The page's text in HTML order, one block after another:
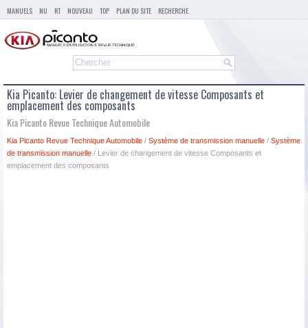
MANUELS NU RT NOUVEAU TOP PLAN DU SITE RECHERCHE
Kia Picanto: Levier de changement de vitesse Composants et
emplacement des composants
Kia Picanto Revue Technique Automobile
Kia Picanto Revue Technique Automobile / Système de transmission manuelle / Système
de transmission manuelle / Levier de changement de vitesse Composants et
emplacement des composants